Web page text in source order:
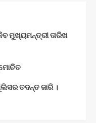
ମୁଖ୍ୟମନ୍ତ୍ରୀ ତାରିଖ
ତଦନ୍ତ ଜାରି ।